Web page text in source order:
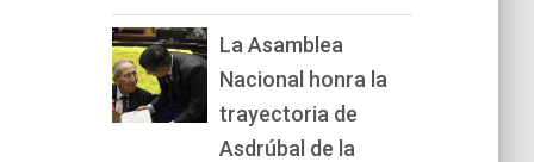
La Asamblea
Nacional honra la
trayectoria de
Asdrúbal de la